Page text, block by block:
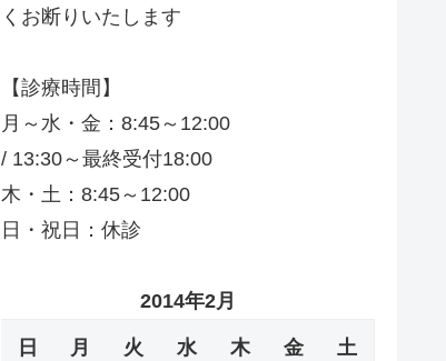
くお断りいたします
【診療時間】
月～水・金：8:45～12:00
/ 13:30～最終受付18:00
木・土：8:45～12:00
日・祝日：休診
2014年2月
日 月 火 水 木 金 土